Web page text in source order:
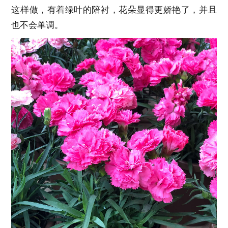
这样做，有着绿叶的陪衬，花朵显得更娇艳了，并且
也不会单调。